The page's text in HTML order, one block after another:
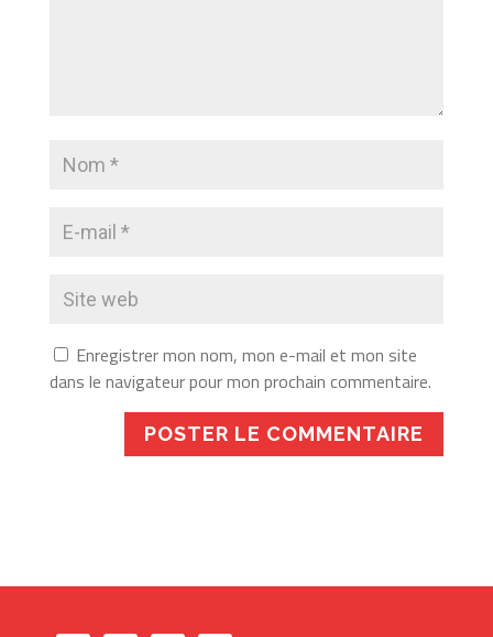
Enregistrer mon nom, mon e-mail et mon site
dans le navigateur pour mon prochain commentaire.